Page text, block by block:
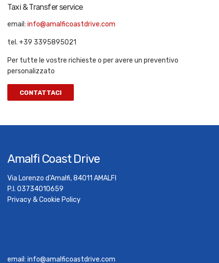
Taxi & Transfer service
email: info@amalficoastdrive.com
tel. +39 3395895021
Per tutte le vostre richieste o per avere un preventivo
personalizzato
CONTATTACI
Amalfi Coast Drive
Via Lorenzo d'Amalfi, 84011 AMALFI
P.I. 03734010659
Privacy & Cookie Policy
email: info@amalficoastdrive.com